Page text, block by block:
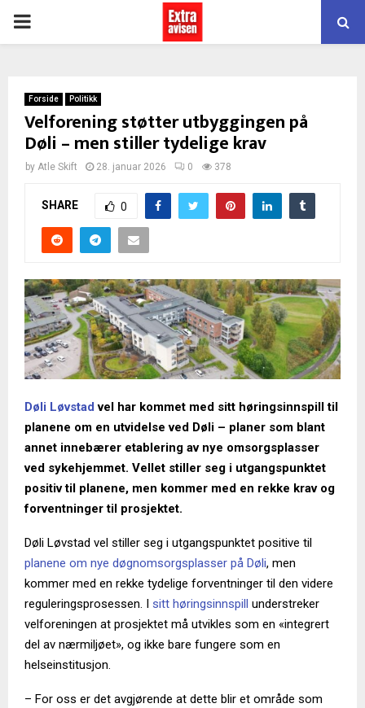
PRIMARY
Forside Politikk
Velforening støtter utbyggingen på
Døli – men stiller tydelige krav
by Atle Skift 28. januar 2026 0 378
SHARE 0
Døli Løvstad vel har kommet med sitt høringsinnspill til
planene om en utvidelse ved Døli – planer som blant
annet innebærer etablering av nye omsorgsplasser
ved sykehjemmet. Vellet stiller seg i utgangspunktet
positiv til planene, men kommer med en rekke krav og
forventninger til prosjektet.
Døli Løvstad vel stiller seg i utgangspunktet positive til
planene om nye døgnomsorgsplasser på Døli, men
kommer med en rekke tydelige forventninger til den videre
reguleringsprosessen. I sitt høringsinnspill understreker
velforeningen at prosjektet må utvikles som en «integrert
del av nærmiljøet», og ikke bare fungere som en
helseinstitusjon.
– For oss er det avgjørende at dette blir et område som